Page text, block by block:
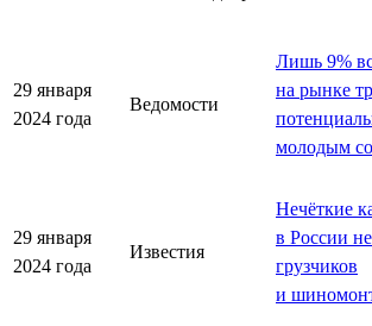
29 января
2024 года
Ведомости
Лишь 9%
на рынке
молодым
29 января
2024 года
Известия
Нечёткие
в России
грузчиков
и